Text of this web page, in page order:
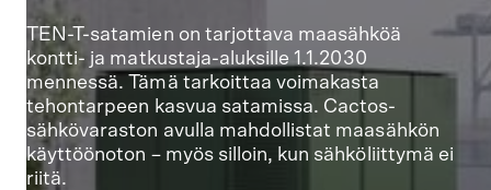
TEN-T-satamien on tarjottava maasähköä
kontti- ja matkustaja-aluksille 1.1.2030
mennessä. Tämä tarkoittaa voimakasta
tehontarpeen kasvua satamissa. Cactos-
sähkövaraston avulla mahdollistat maasähkön
käyttöönoton – myös silloin, kun sähköliittymä ei
riitä.